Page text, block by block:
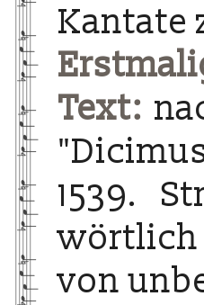
Kantate
Text:
1539.
wörtlich
von